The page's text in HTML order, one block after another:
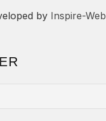
by Inspire-Web